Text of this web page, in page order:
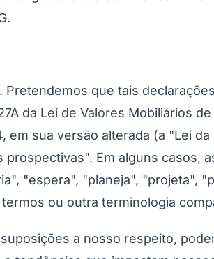
que tais
da Lei de Valores Mobiliários
em sua versão alterada (a "Lei
Em alguns casos,
"espera", "planeja", "projeta",
ou outra terminologia
a nosso respeito,